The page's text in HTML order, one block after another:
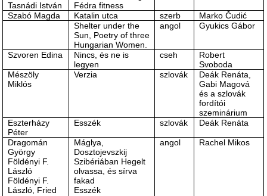
Tasnádi István
Fédra fitness
Szabó Magda Katalin utca szerb
Marko Čudić
Shelter under the
Sun, Poetry of three
Hungarian Women.
angol Gyukics Gábor
Szvoren Edina
Nincs, és ne is
legyen
cseh
Robert
Svoboda
Mészöly
Miklós
Verzia szlovák
Deák Renáta,
Gabi Magová
és a szlovák
fordítói
szeminárium
Eszterházy
Péter
Esszék szlovák Deák Renáta
Dragomán
György
Földényi F.
László
Földényi F.
László, Fried
Máglya,
Dosztojevszkij
Szibériában Hegelt
olvassa, és sírva
fakad
Esszék
angol Rachel Mikos